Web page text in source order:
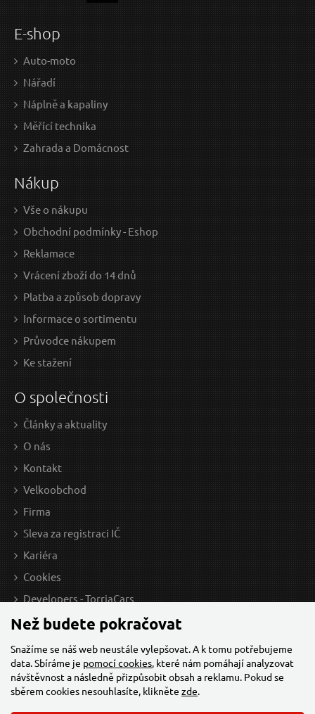
E-shop
Auto-moto
Nářadí
Náplně a kapaliny
Měřící technika
Zahrada a Domácnost
Nákup
Vše o nákupu
Obchodní podmínky - Eshop
Reklamace
Vrácení zboží do 14 dnů
Platba a způsob dopravy
Informace o sortimentu
Průvodce nákupem
Ke stažení
O společnosti
Články a aktuality
O nás
Kontakt
Velkoobchod
Firma
Sleva za registraci IČ
Kariéra
Cookies
Developers - TorriaCars
Než budete pokračovat
Snažíme se náš web neustále vylepšovat. A k tomu potřebujeme
data. Sbíráme je pomocí cookies, které nám pomáhají analyzovat
návštěvnost a následně přizpůsobit obsah a reklamu. Pokud se
sběrem cookies nesouhlasíte, klikněte zde.